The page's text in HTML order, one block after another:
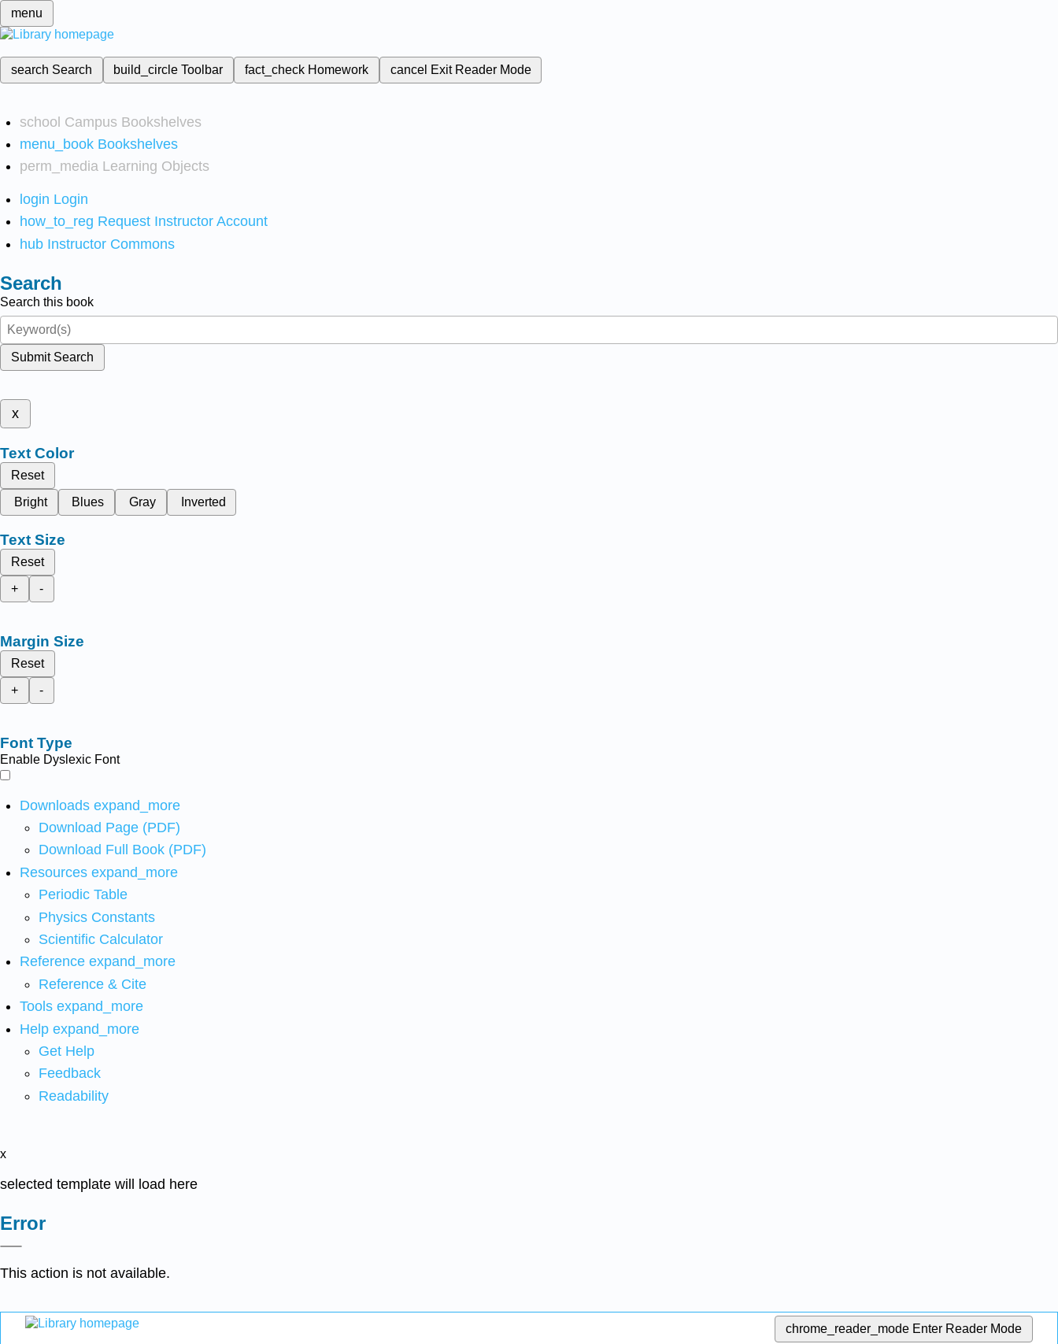
menu
search Search build_circleToolbar fact_check Homework cancel Exit Reader Mode
school Campus Bookshelves
menu_book Bookshelves
perm_media Learning Objects
login Login
how_to_reg Request Instructor Account
hub Instructor Commons
Search
Search this book
Submit Search
x
Text Color
Reset
Bright
Blues Gray Inverted
Text Size
Reset
+
-
Margin Size
Reset
+
-
Font Type
Enable Dyslexic Font
Downloads expand_more
Download Page (PDF)
Download Full Book (PDF)
Resources expand_more
Periodic Table
Physics Constants
Scientific Calculator
Reference expand_more
Reference & Cite
Tools expand_more
Help expand_more
Get Help
Feedback
Readability
x
selected template will load here
Error
This action is not available.
chrome_reader_mode Enter Reader Mode